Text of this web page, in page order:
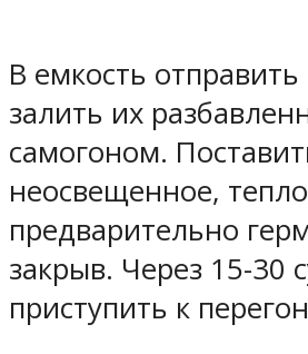
В емкость
залить их
самогоном.
неосвещенное,
предварительно
закрыв. Через 15-30
приступить к